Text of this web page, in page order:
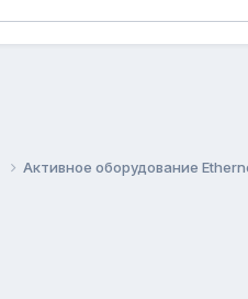
Активное оборудование